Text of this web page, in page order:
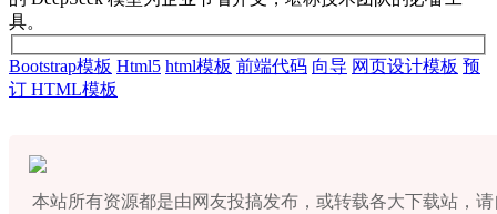
具。
Bootstrap模板 Html5 html模板 前端代码 向导 网页设计模板 预
订 HTML模板
本站所有资源都是由网友投搞发布，或转载各大下载站，